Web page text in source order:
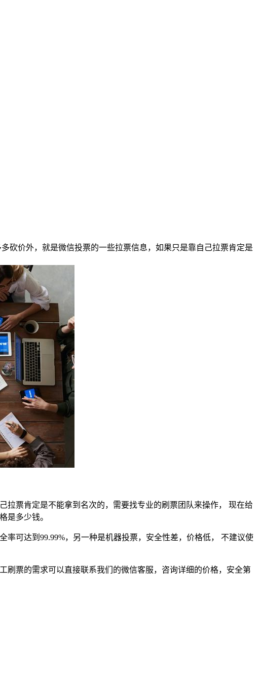
砍价外，就是微信投票的一些拉票信息，如果只是靠自己拉票肯定是
票肯定是不能拿到名次的，需要找专业的刷票团队来操作， 现在给
是多少钱。
可达到99.99%，另一种是机器投票，安全性差，价格低， 不建议使
刷票的需求可以直接联系我们的微信客服，咨询详细的价格，安全第